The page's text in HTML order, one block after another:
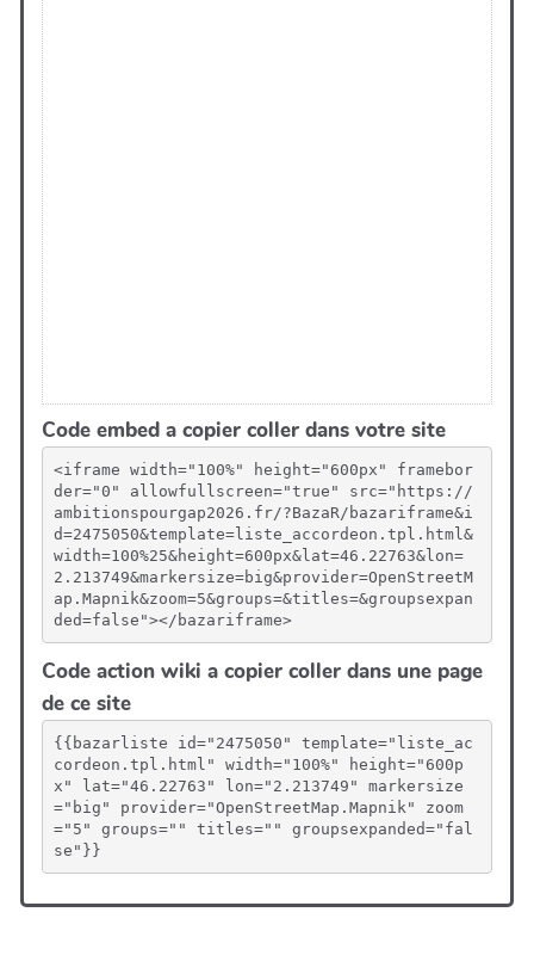
Code embed a copier coller dans votre site
<iframe width="100%" height="600px" framebor
der="0" allowfullscreen="true" src="https://
ambitionspourgap2026.fr/?BazaR/bazariframe&i
d=2475050&template=liste_accordeon.tpl.html&
width=100%25&height=600px&lat=46.22763&lon=
2.213749&markersize=big&provider=OpenStreetM
ap.Mapnik&zoom=5&groups=&titles=&groupsexpan
ded=false"></bazariframe>
Code action wiki a copier coller dans une page
de ce site
{{bazarliste id="2475050" template="liste_ac
cordeon.tpl.html" width="100%" height="600p
x" lat="46.22763" lon="2.213749" markersize
="big" provider="OpenStreetMap.Mapnik" zoom
="5" groups="" titles="" groupsexpanded="fal
se"}}